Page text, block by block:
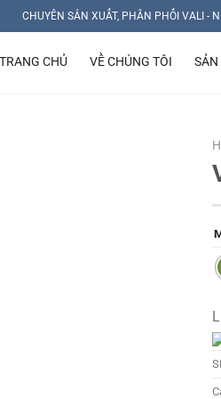
CHUYÊN SẢN XUẤT, PHÂN PHỐI VALI -
TRANG CHỦ VỀ CHÚNG TÔI